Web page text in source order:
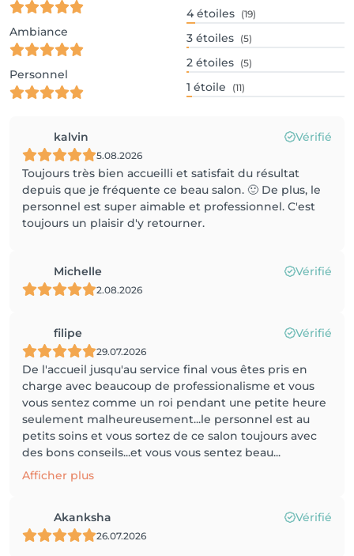
Ambiance
Personnel
4 étoiles (19)
3 étoiles (5)
2 étoiles (5)
1 étoile (11)
kalvin Vérifié
5.08.2026
Toujours très bien accueilli et satisfait du résultat
depuis que je fréquente ce beau salon. 🙂 De plus, le
personnel est super aimable et professionnel. C'est
toujours un plaisir d'y retourner.
Michelle Vérifié
2.08.2026
filipe Vérifié
29.07.2026
De l'accueil jusqu'au service final vous êtes pris en
charge avec beaucoup de professionalisme et vous
vous sentez comme un roi pendant une petite heure
seulement malheureusement...le personnel est au
petits soins et vous sortez de ce salon toujours avec
des bons conseils...et vous vous sentez beau...
Afficher plus
Akanksha Vérifié
26.07.2026